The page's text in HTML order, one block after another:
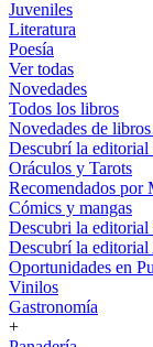
Juveniles
Literatura
Poesía
Ver todas
Novedades
Todos los libros
Novedades de
Descubrí la
Oráculos y Tarots
Recomendados por
Cómics y mangas
Descubri la editorial
Descubrí la
Oportunidades en
Vinilos
Gastronomía
+